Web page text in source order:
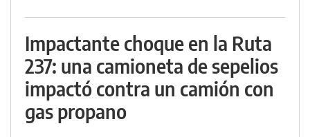
Impactante choque en la Ruta
237: una camioneta de sepelios
impactó contra un camión con
gas propano